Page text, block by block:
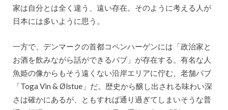
家は自分とは全く違う、遠い存在。そのように考える人が
日本には多いように思う。
一方で、デンマークの首都コペンハーゲンには「政治家と
お酒を飲みながら話ができるパブ」が存在する。有名な人
魚姫の像からもそう遠くない沿岸エリアに佇む、老舗パブ
「Toga Vin & Ølstue」だ。歴史から醸し出される味わい深
さは確かにあるが、ともすれば通り過ぎてしまいそうな普